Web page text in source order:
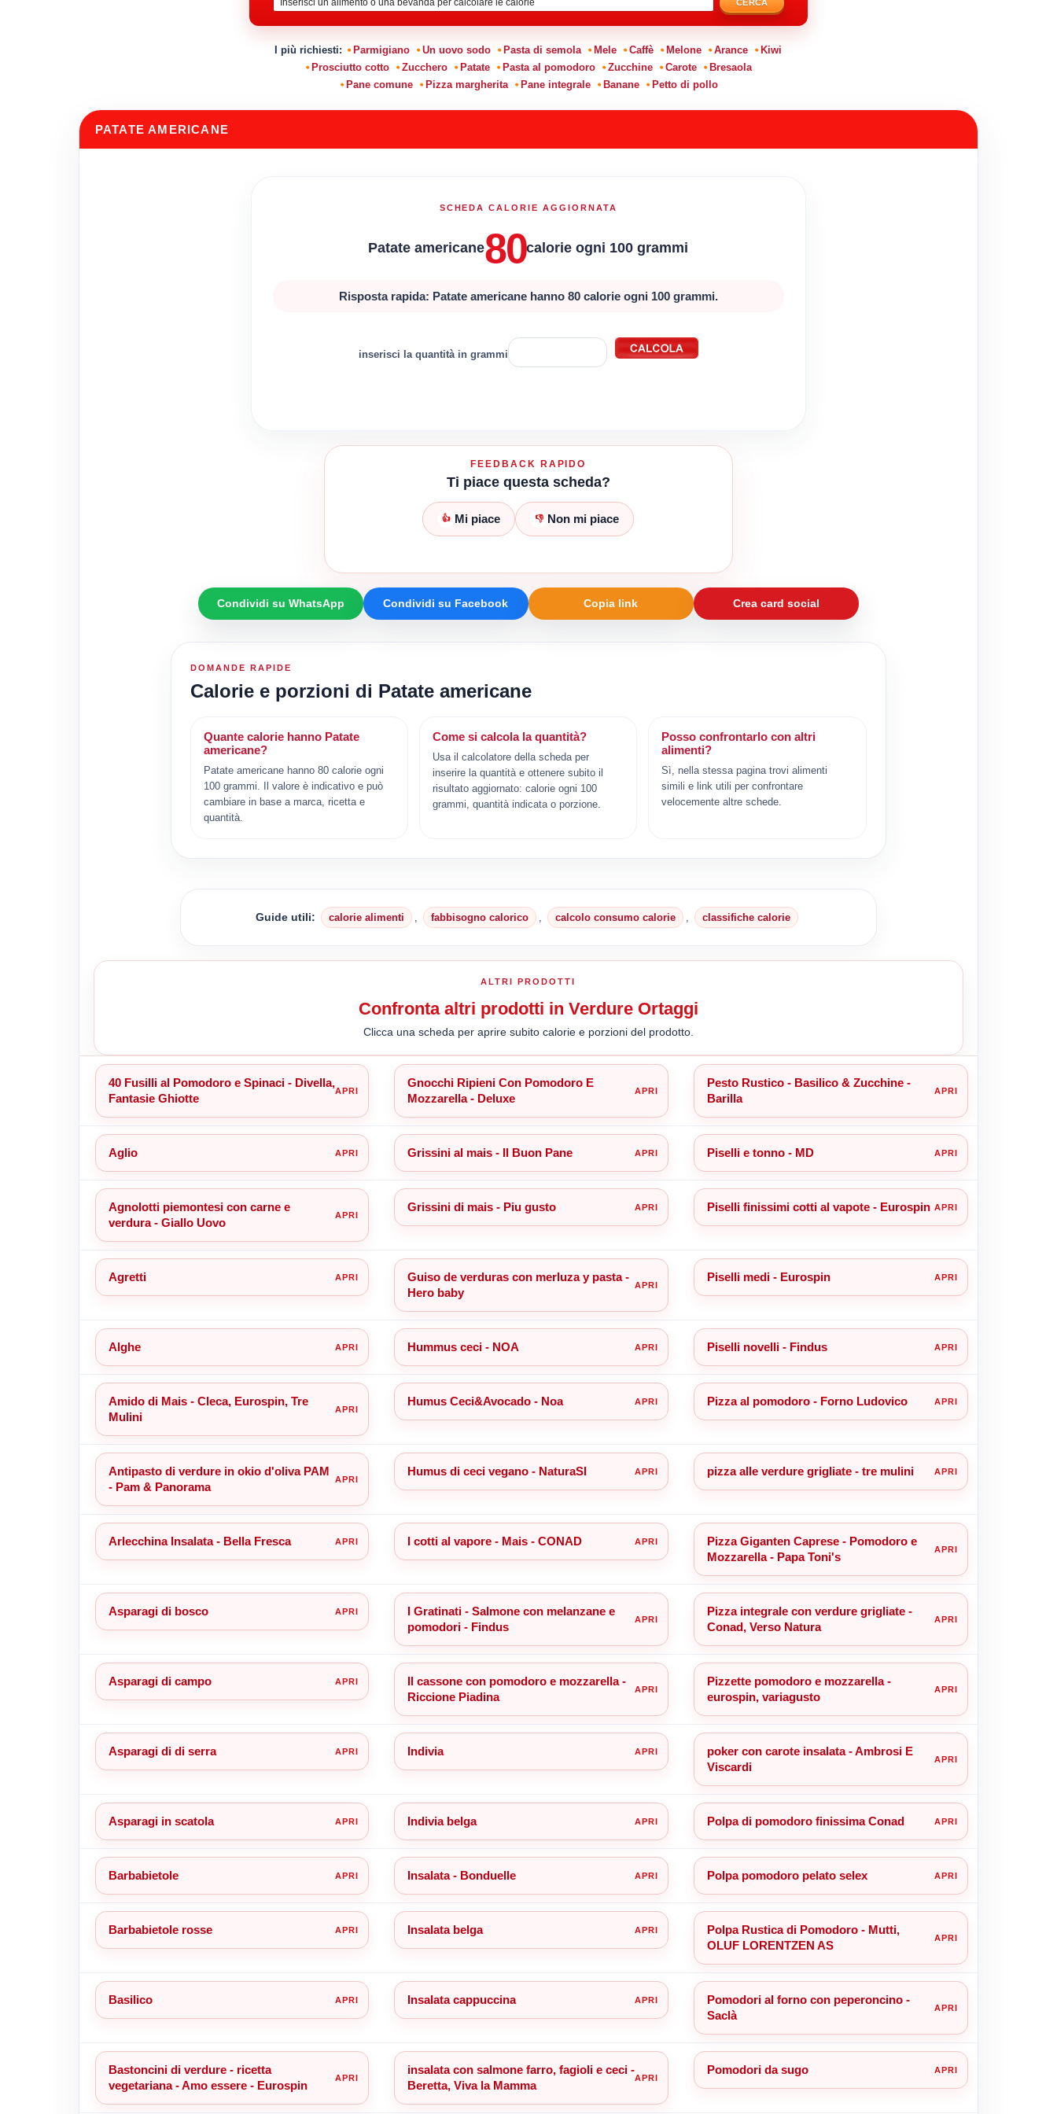
CERCA
I più richiesti: Parmigiano Un uovo sodo Pasta di semola Mele Caffè Melone Arance
Kiwi
Prosciutto cotto
Zucchero Patate Pasta al pomodoro Zucchine Carote
Bresaola
Pane comune
Pizza margherita Pane integrale Banane Petto di pollo
PATATE AMERICANE
SCHEDA CALORIE AGGIORNATA
Patate americane80calorie ogni 100 grammi
Risposta rapida: Patate americane hanno 80 calorie ogni 100 grammi.
inserisci la quantità in grammi
FEEDBACK RAPIDO
Ti piace questa scheda?
👍 Mi piace 👎 Non mi piace
Condividi su WhatsApp Condividi su Facebook Copia link Crea card social
DOMANDE RAPIDE
Calorie e porzioni di Patate americane
Quante calorie hanno Patate
americane?
Patate americane hanno 80 calorie ogni
100 grammi. Il valore è indicativo e può
cambiare in base a marca, ricetta e
quantità.
Come si calcola la quantità?
Usa il calcolatore della scheda per
inserire la quantità e ottenere subito il
risultato aggiornato: calorie ogni 100
grammi, quantità indicata o porzione.
Posso confrontarlo con altri
alimenti?
Sì, nella stessa pagina trovi alimenti
simili e link utili per confrontare
velocemente altre schede.
Guide utili: calorie alimenti fabbisogno calorico calcolo consumo calorie classifiche calorie
ALTRI PRODOTTI
Confronta altri prodotti in Verdure Ortaggi
Clicca una scheda per aprire subito calorie e porzioni del prodotto.
40 Fusilli al Pomodoro e Spinaci - Divella,
Fantasie Ghiotte
Gnocchi Ripieni Con Pomodoro E
Mozzarella - Deluxe
Pesto Rustico - Basilico & Zucchine -
Barilla
Aglio Grissini al mais - Il Buon Pane Piselli e tonno - MD
Agnolotti piemontesi con carne e
verdura - Giallo Uovo
Grissini di mais - Piu gusto Piselli finissimi cotti al vapote - Eurospin
Agretti
Guiso de verduras con merluza y pasta -
Hero baby
Piselli medi - Eurospin
Alghe Hummus ceci - NOA Piselli novelli - Findus
Amido di Mais - Cleca, Eurospin, Tre
Mulini
Humus Ceci&Avocado - Noa Pizza al pomodoro - Forno Ludovico
Antipasto di verdure in okio d'oliva PAM
- Pam & Panorama
Humus di ceci vegano - NaturaSI pizza alle verdure grigliate - tre mulini
Arlecchina Insalata - Bella Fresca I cotti al vapore - Mais - CONAD
Pizza Giganten Caprese - Pomodoro e
Mozzarella - Papa Toni's
Asparagi di bosco
I Gratinati - Salmone con melanzane e
pomodori - Findus
Pizza integrale con verdure grigliate -
Conad, Verso Natura
Asparagi di campo
Il cassone con pomodoro e mozzarella -
Riccione Piadina
Pizzette pomodoro e mozzarella -
eurospin, variagusto
Asparagi di di serra Indivia
poker con carote insalata - Ambrosi E
Viscardi
Asparagi in scatola Indivia belga Polpa di pomodoro finissima Conad
Barbabietole Insalata - Bonduelle Polpa pomodoro pelato selex
Barbabietole rosse Insalata belga
Polpa Rustica di Pomodoro - Mutti,
OLUF LORENTZEN AS
Basilico Insalata cappuccina
Pomodori al forno con peperoncino -
Saclà
Bastoncini di verdure - ricetta
vegetariana - Amo essere - Eurospin
insalata con salmone farro, fagioli e ceci -
Beretta, Viva la Mamma
Pomodori da sugo